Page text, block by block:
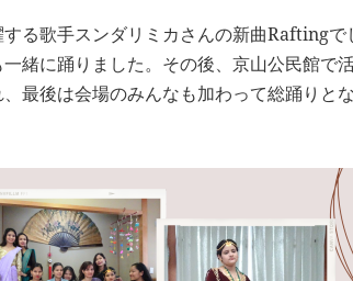
る歌手スンダリミカさんの新曲Raftingで
緒に踊りました。その後、京山公民館で
最後は会場のみんなも加わって総踊りと